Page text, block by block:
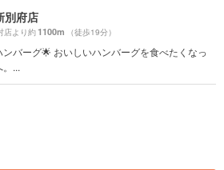
別府店
店より約1100m （徒歩19分）
バーグ🌟 おいしいハンバーグを食べたくなっ
。...